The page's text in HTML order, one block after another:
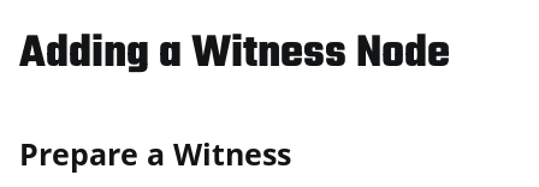
Adding a Witness Node
Prepare a Witness